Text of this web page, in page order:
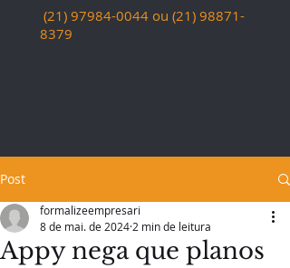
(21) 97984-0044 ou (21) 98871-
8379
Post
Appy nega que planos
formalizeempresari
8 de mai. de 2024 2 min de leitura